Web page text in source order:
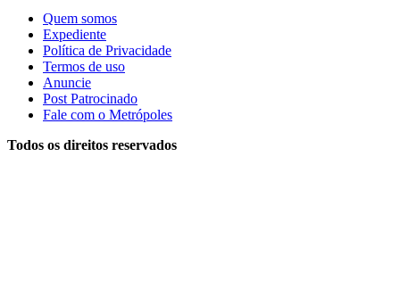
Quem somos
Expediente
Política de Privacidade
Termos de uso
Anuncie
Post Patrocinado
Fale com o Metrópoles
Todos os direitos reservados